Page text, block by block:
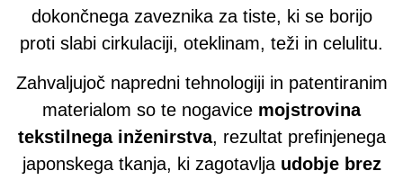
dokončnega zaveznika za tiste, ki se borijo
proti slabi cirkulaciji, oteklinam, teži in celulitu.
Zahvaljujoč napredni tehnologiji in patentiranim
materialom so te nogavice mojstrovina
tekstilnega inženirstva, rezultat prefinjenega
japonskega tkanja, ki zagotavlja udobje brez